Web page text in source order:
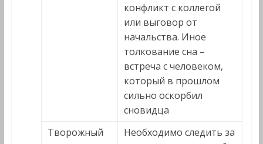
конфликт с коллегой
или выговор от
начальства. Иное
толкование сна –
встреча с человеком,
который в прошлом
сильно оскорбил
сновидца
Творожный
Необходимо следить за